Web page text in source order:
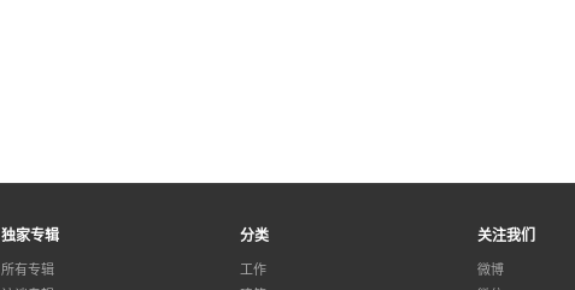
独家专辑
所有专辑
分类
工作
关注我们
微博